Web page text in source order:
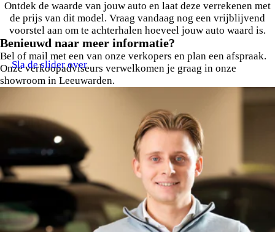
Ontdek de waarde van jouw auto en laat deze verrekenen met
de prijs van dit model. Vraag vandaag nog een vrijblijvend
voorstel aan om te achterhalen hoeveel jouw auto waard is.
Benieuwd naar meer informatie?
Bel of mail met een van onze verkopers en plan een afspraak.
Onze verkoopadviseurs verwelkomen je graag in onze
showroom in Leeuwarden.
Sla de slider over